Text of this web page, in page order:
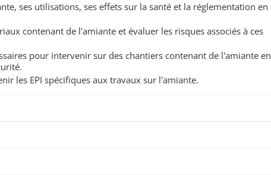
ses utilisations, ses effets sur la santé et la réglementation en
contenant de l'amiante et évaluer les risques associés à ces
pour intervenir sur des chantiers contenant de l'amiante en
les EPI spécifiques aux travaux sur l'amiante.